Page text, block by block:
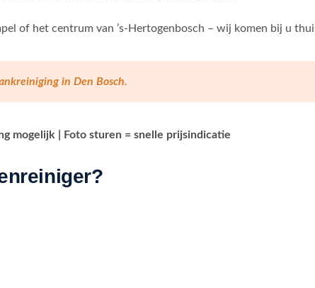
of het centrum van ’s-Hertogenbosch – wij komen bij u
in Den Bosch.
mogelijk | Foto sturen = snelle prijsindicatie